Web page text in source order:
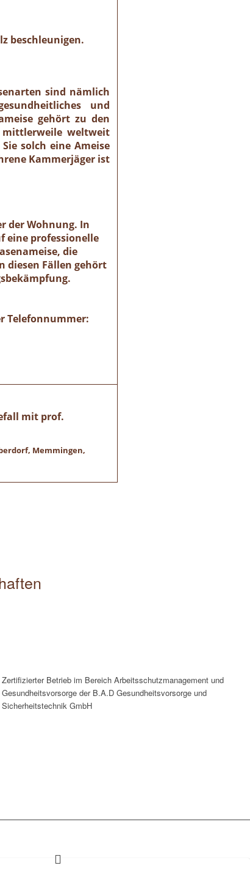
beschleunigen.
sind nämlich
und
gehört zu den
weltweit
solch eine Ameise
Kammerjäger ist
der Wohnung. In
eine professionelle
die
diesen Fällen gehört
Telefonnummer:
mit prof.
Memmingen,
Zertifizierter Betrieb im Bereich Arbeitsschutzmanagement und
Gesundheitsvorsorge der B.A.D Gesundheitsvorsorge und
Sicherheitstechnik GmbH